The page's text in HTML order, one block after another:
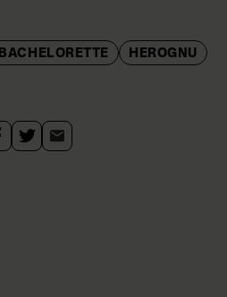
BACHELORETTE HEROGNU